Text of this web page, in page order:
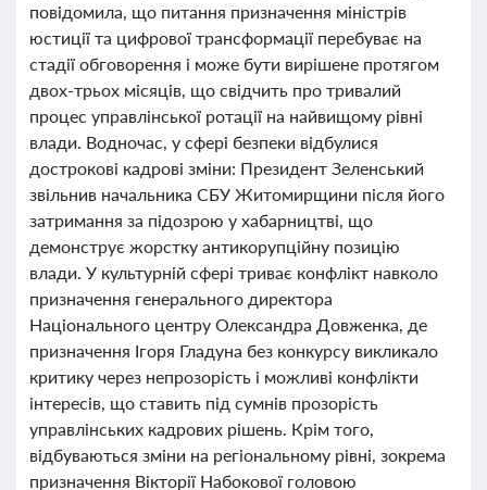
повідомила, що питання призначення міністрів
юстиції та цифрової трансформації перебуває на
стадії обговорення і може бути вирішене протягом
двох-трьох місяців, що свідчить про тривалий
процес управлінської ротації на найвищому рівні
влади. Водночас, у сфері безпеки відбулися
дострокові кадрові зміни: Президент Зеленський
звільнив начальника СБУ Житомирщини після його
затримання за підозрою у хабарництві, що
демонструє жорстку антикорупційну позицію
влади. У культурній сфері триває конфлікт навколо
призначення генерального директора
Національного центру Олександра Довженка, де
призначення Ігоря Гладуна без конкурсу викликало
критику через непрозорість і можливі конфлікти
інтересів, що ставить під сумнів прозорість
управлінських кадрових рішень. Крім того,
відбуваються зміни на регіональному рівні, зокрема
призначення Вікторії Набокової головою